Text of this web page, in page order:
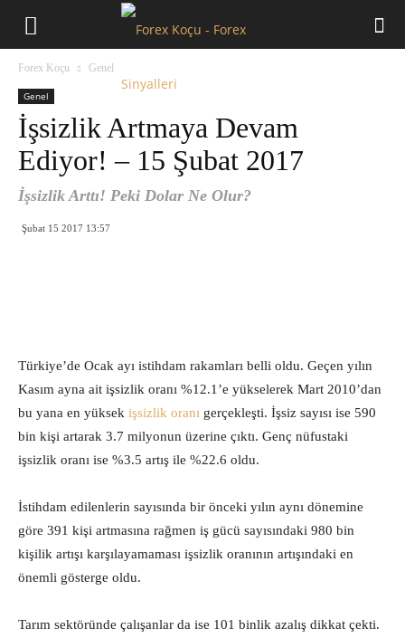
Forex Koçu Genel
Genel
İşsizlik Artmaya Devam
Ediyor! – 15 Şubat 2017
İşsizlik Arttı! Peki Dolar Ne Olur?
Şubat 15 2017 13:57
Türkiye’de Ocak ayı istihdam rakamları belli oldu. Geçen yılın
Kasım ayna ait işsizlik oranı %12.1’e yükselerek Mart 2010’dan
bu yana en yüksek işsizlik oranı gerçekleşti. İşsiz sayısı ise 590
bin kişi artarak 3.7 milyonun üzerine çıktı. Genç nüfustaki
işsizlik oranı ise %3.5 artış ile %22.6 oldu.
İstihdam edilenlerin sayısında bir önceki yılın aynı dönemine
göre 391 kişi artmasına rağmen iş gücü sayısındaki 980 bin
kişilik artışı karşılayamaması işsizlik oranının artışındaki en
önemli gösterge oldu.
Tarım sektöründe çalışanlar da ise 101 binlik azalış dikkat çekti.